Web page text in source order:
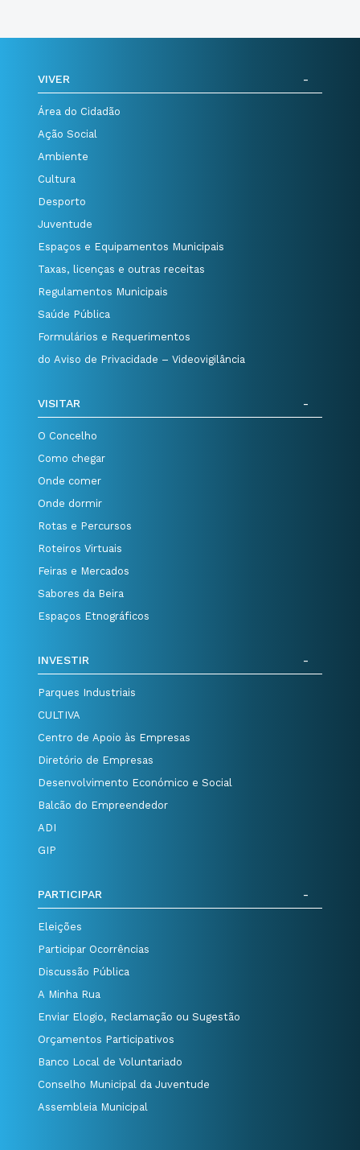
VIVER
Área do Cidadão
Ação Social
Ambiente
Cultura
Desporto
Juventude
Espaços e Equipamentos Municipais
Taxas, licenças e outras receitas
Regulamentos Municipais
Saúde Pública
Formulários e Requerimentos
do Aviso de Privacidade – Videovigilância
VISITAR
O Concelho
Como chegar
Onde comer
Onde dormir
Rotas e Percursos
Roteiros Virtuais
Feiras e Mercados
Sabores da Beira
Espaços Etnográficos
INVESTIR
Parques Industriais
CULTIVA
Centro de Apoio às Empresas
Diretório de Empresas
Desenvolvimento Económico e Social
Balcão do Empreendedor
ADI
GIP
PARTICIPAR
Eleições
Participar Ocorrências
Discussão Pública
A Minha Rua
Enviar Elogio, Reclamação ou Sugestão
Orçamentos Participativos
Banco Local de Voluntariado
Conselho Municipal da Juventude
Assembleia Municipal